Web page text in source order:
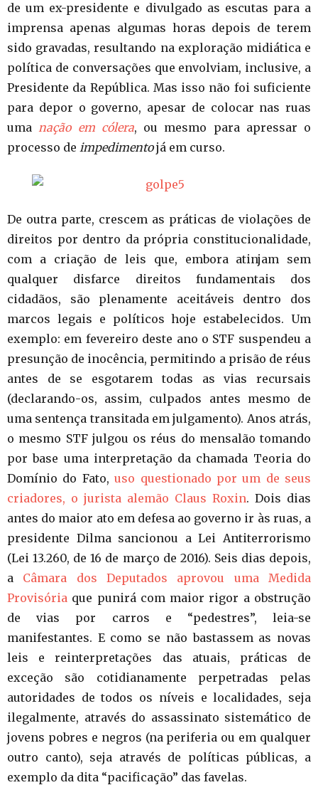
de um ex-presidente e divulgado as escutas para a
imprensa apenas algumas horas depois de terem
sido gravadas, resultando na exploração midiática e
política de conversações que envolviam, inclusive, a
Presidente da República. Mas isso não foi suficiente
para depor o governo, apesar de colocar nas ruas
umanação em cólera, ou mesmo para apressar o
processo de impedimentojá em curso.
De outra parte, crescem as práticas de violações de
direitos por dentro da própria constitucionalidade,
com a criação de leis que, embora atinjam sem
qualquer disfarce direitos fundamentais dos
cidadãos, são plenamente aceitáveis dentro dos
marcos legais e políticos hoje estabelecidos. Um
exemplo: em fevereiro deste ano o STF suspendeu a
presunção de inocência, permitindo a prisão de réus
antes de se esgotarem todas as vias recursais
(declarando-os, assim, culpados antes mesmo de
uma sentença transitada em julgamento). Anos atrás,
o mesmo STF julgou os réus do mensalão tomando
por base uma interpretação da chamada Teoria do
Domínio do Fato,uso questionado por um de seus
criadores, o jurista alemão Claus Roxin. Dois dias
antes do maior ato em defesa ao governo ir às ruas, a
presidente Dilma sancionou a Lei Antiterrorismo
(Lei 13.260, de 16 de março de 2016). Seis dias depois,
a Câmara dos Deputados aprovou uma Medida
Provisória que punirá com maior rigor a obstrução
de vias por carros e “pedestres”, leia-se
manifestantes. E como se não bastassem as novas
leis e reinterpretações das atuais, práticas de
exceção são cotidianamente perpetradas pelas
autoridades de todos os níveis e localidades, seja
ilegalmente, através do assassinato sistemático de
jovens pobres e negros (na periferia ou em qualquer
outro canto), seja através de políticas públicas, a
exemplo da dita “pacificação” das favelas.